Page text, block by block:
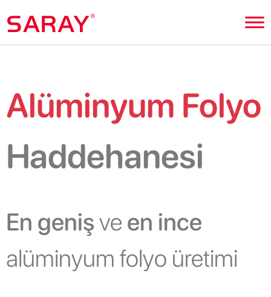
Alüminyum Folyo
Haddehanesi
En genişve en ince
alüminyum folyo üretimi